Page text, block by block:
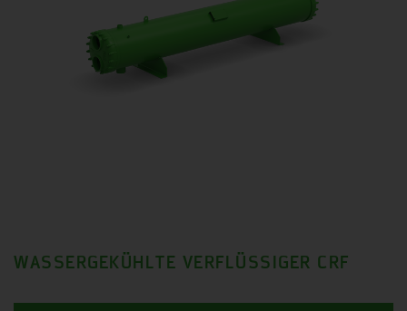
WASSERGEKÜHLTE VERFLÜSSIGER CRF